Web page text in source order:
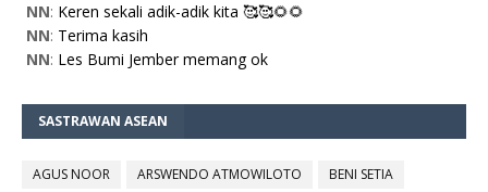
NN: Keren sekali adik-adik kita 🥰🥰🌻🌻
NN: Terima kasih
NN: Les Bumi Jember memang ok
SASTRAWAN ASEAN
AGUS NOOR ARSWENDO ATMOWILOTO
BENI SETIA